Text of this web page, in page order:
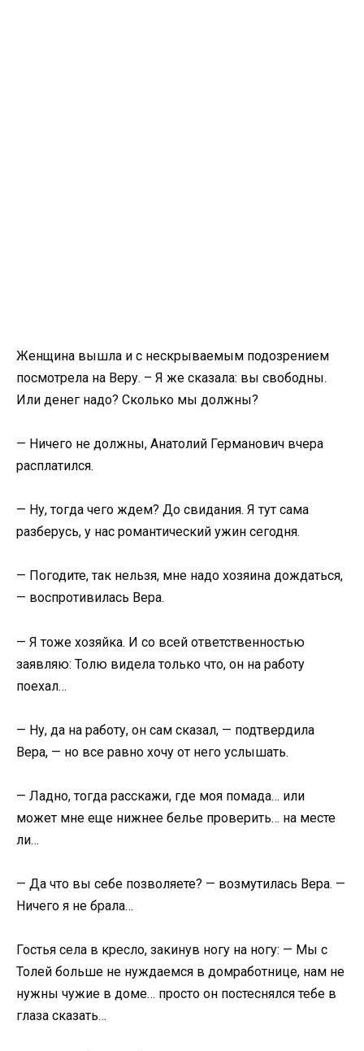
Женщина вышла и с нескрываемым подозрением
посмотрела на Веру. – Я же сказала: вы свободны.
Или денег надо? Сколько мы должны?
— Ничего не должны, Анатолий Германович вчера
расплатился.
— Ну, тогда чего ждем? До свидания. Я тут сама
разберусь, у нас романтический ужин сегодня.
— Погодите, так нельзя, мне надо хозяина дождаться,
— воспротивилась Вера.
— Я тоже хозяйка. И со всей ответственностью
заявляю: Толю видела только что, он на работу
поехал…
— Ну, да на работу, он сам сказал, — подтвердила
Вера, — но все равно хочу от него услышать.
— Ладно, тогда расскажи, где моя помада… или
может мне еще нижнее белье проверить… на месте
ли…
— Да что вы себе позволяете? — возмутилась Вера. —
Ничего я не брала…
Гостья села в кресло, закинув ногу на ногу: — Мы с
Толей больше не нуждаемся в домработнице, нам не
нужны чужие в доме… просто он постеснялся тебе в
глаза сказать…